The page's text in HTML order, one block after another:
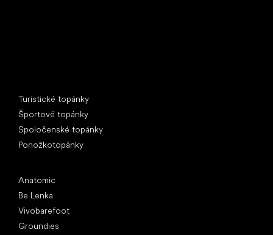
Turistické topánky
Športové topánky
Spoločenské topánky
Ponožkotopánky
Anatomic
Be Lenka
Vivobarefoot
Groundies